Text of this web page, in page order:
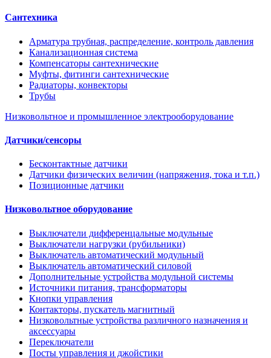
Сантехника
Арматура трубная, распределение, контроль давления
Канализационная система
Компенсаторы сантехнические
Муфты, фитинги сантехнические
Радиаторы, конвекторы
Трубы
Низковольтное и промышленное электрооборудование
Датчики/сенсоры
Бесконтактные датчики
Датчики физических величин (напряжения, тока и т.п.)
Позиционные датчики
Низковольтное оборудование
Выключатели дифференцальные модульные
Выключатели нагрузки (рубильники)
Выключатель автоматический модульный
Выключатель автоматический силовой
Дополнительные устройства модульной системы
Источники питания, трансформаторы
Кнопки управления
Контакторы, пускатель магнитный
Низковольтные устройства различного назначения и
аксессуары
Переключатели
Посты управления и джойстики